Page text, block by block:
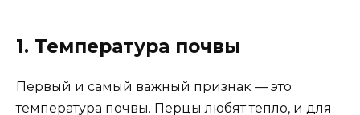
1. Температура почвы
Первый и самый важный признак — это
температура почвы. Перцы любят тепло, и для